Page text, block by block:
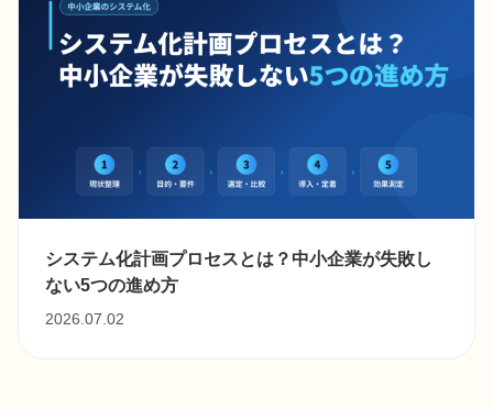
システム化計画プロセスとは？中小企業が失敗し
ない5つの進め方
2026.07.02